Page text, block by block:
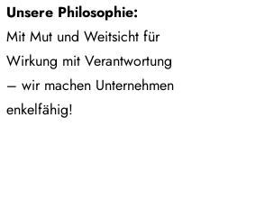
Unsere Philosophie:
Mit Mut und Weitsicht für
Wirkung mit Verantwortung
– wir machen Unternehmen
enkelfähig!